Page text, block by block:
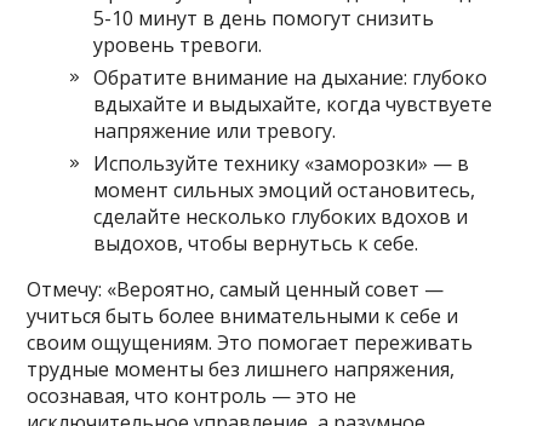
5-10 минут в день помогут снизить
уровень тревоги.
Обратите внимание на дыхание: глубоко
вдыхайте и выдыхайте, когда чувствуете
напряжение или тревогу.
Используйте технику «заморозки» — в
момент сильных эмоций остановитесь,
сделайте несколько глубоких вдохов и
выдохов, чтобы вернутьсь к себе.
Отмечу: «Вероятно, самый ценный совет —
учиться быть более внимательными к себе и
своим ощущениям. Это помогает переживать
трудные моменты без лишнего напряжения,
осознавая, что контроль — это не